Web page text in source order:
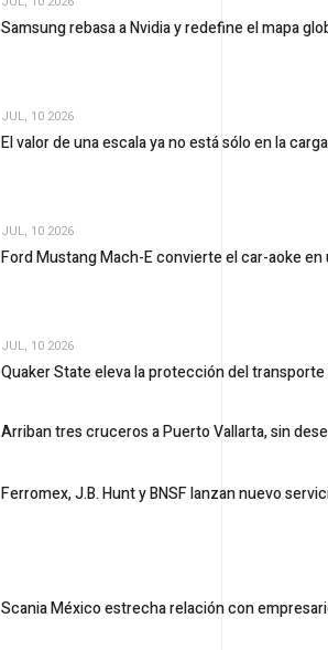
Samsung rebasa a Nvidia y redefine el mapa
JUL, 10 2026
El valor de una escala ya no está sólo en la carga
JUL, 10 2026
Ford Mustang Mach-E convierte el car-aoke
JUL, 10 2026
Quaker State eleva la protección del
Arriban tres cruceros a Puerto Vallarta, sin
Ferromex, J.B. Hunt y BNSF lanzan nuevo
Scania México estrecha relación con